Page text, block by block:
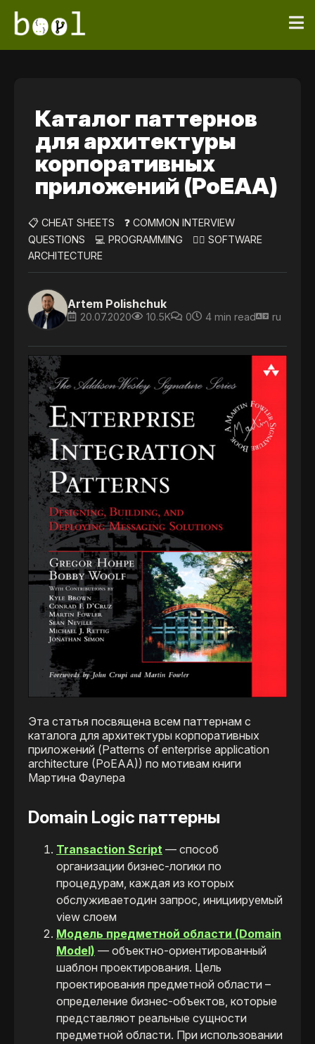
Каталог паттернов
для архитектуры
корпоративных
приложений (PoEAA)
📋 CHEAT SHEETS
❓ COMMON INTERVIEW
QUESTIONS
💻 PROGRAMMING
👷‍♀️ SOFTWARE
ARCHITECTURE
Artem Polishchuk
20.07.2020 10.5K 0 4 min read ru
Эта статья посвящена всем паттернам с
каталога для архитектуры корпоративных
приложений (Patterns of enterprise application
architecture (PoEAA)) по мотивам книги
Мартина Фаулера
Domain Logic паттерны
Transaction Script — способ
организации бизнес-логики по
процедурам, каждая из которых
обслуживаетодин запрос, инициируемый
view слоем
Модель предметной области (Domain
Model) — объектно-ориентированный
шаблон проектирования. Цель
проектирования предметной области –
определение бизнес-объектов, которые
представляют реальные сущности
предметной области. При использовании